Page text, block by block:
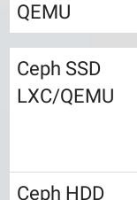
QEMU
Ceph SSD
LXC/QEMU
Ceph HDD